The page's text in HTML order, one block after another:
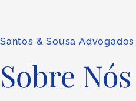
Santos & Sousa Advogados
Sobre Nós